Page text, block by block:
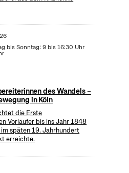
bis Sonntag: 9 bis 16:30 Uhr
des Wandels –
in Köln
die Erste
Vorläufer bis ins Jahr 1848
späten 19. Jahrhundert
erreichte.